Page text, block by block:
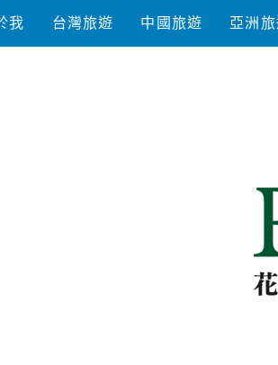
我 台灣旅遊 中國旅遊 亞洲